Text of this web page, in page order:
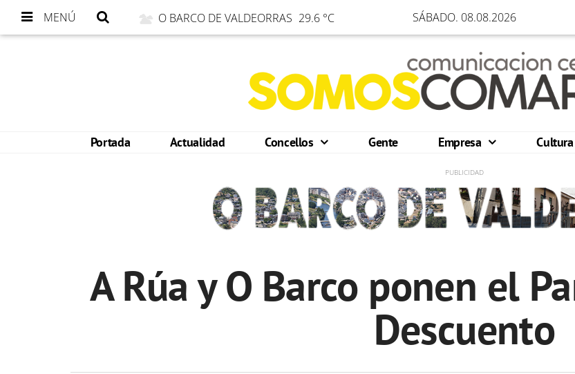
MENÚ O BARCO DE VALDEORRAS 29.6 °C SÁBADO. 08.08.2026
Portada Actualidad Concellos Gente Empresa Cultura
A Rúa y O Barco ponen el
Descuento